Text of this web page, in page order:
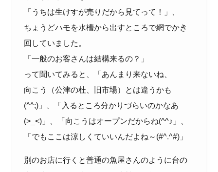
「うちは生けすが売りだから見てって！」、
ちょうどハモを水槽から出すところで網でかき
回していました。
「一般のお客さんは結構来るの？」
って聞いてみると、「あんまり来ないね、
向こう（公津の杜、旧市場）とは違うかも
(^^;) 」、「入るところ分かりづらいのかなあ
(>_<) 」、「向こうはオープンだからね(^^♪」、
「でもここは涼しくていいんだよね～ (#^.^#) 」
別のお店に行くと普通の魚屋さんのように台の